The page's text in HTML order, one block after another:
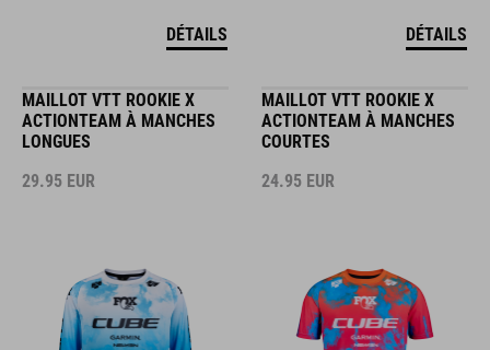
DÉTAILS DÉTAILS
MAILLOT VTT ROOKIE X
ACTIONTEAM À MANCHES
LONGUES
29.95 EUR
MAILLOT VTT ROOKIE X
ACTIONTEAM À MANCHES
COURTES
24.95 EUR